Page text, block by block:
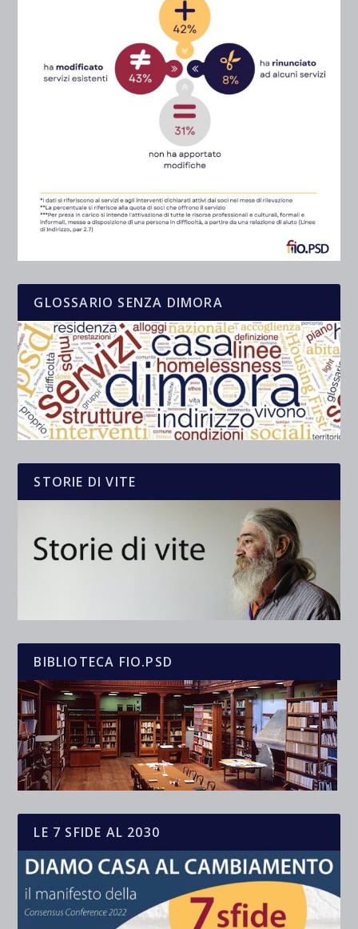
GLOSSARIO SENZA DIMORA
STORIE DI VITE
BIBLIOTECA FIO.PSD
LE 7 SFIDE AL 2030